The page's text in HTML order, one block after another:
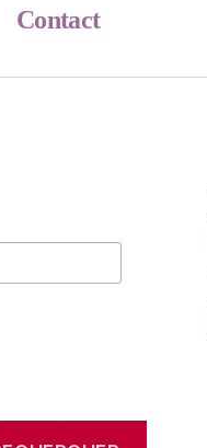
Contact